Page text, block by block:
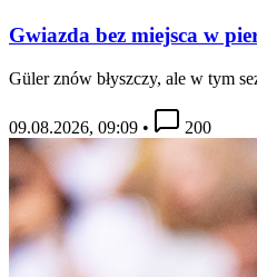
Gwiazda bez miejsca w
Güler znów błyszczy, ale w tym
09.08.2026, 09:09 • 200